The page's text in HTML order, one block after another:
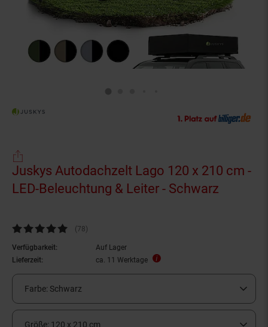
Juskys Autodachzelt Lago 120 x 210 cm -
LED-Beleuchtung & Leiter - Schwarz
Kundenbewertung: 4,79 von 5 Sternen
(78Kundenbewertungen
)
Verfügbarkeit:
Auf Lager
Lieferzeit:
ca. 11 Werktage
Farbe: Schwarz
Größe: 120 x 210 cm